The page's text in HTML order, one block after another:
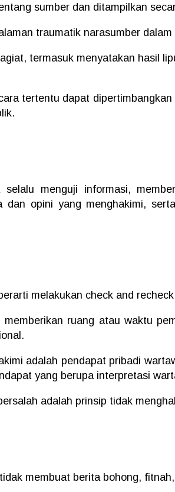
sumber dan ditampilkan
traumatik narasumber
termasuk menyatakan hasil
tertentu dapat
selalu menguji informasi,
dan opini yang menghakimi,
melakukan check and
ruang atau waktu
adalah pendapat pribadi
yang berupa interpretasi
adalah prinsip tidak
membuat berita bohong,